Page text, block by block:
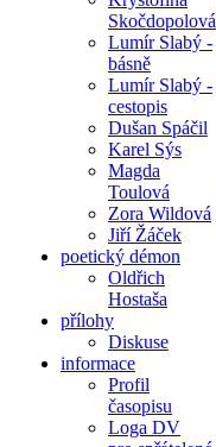
Skočdopolová
Lumír Slabý -
básně
Lumír Slabý -
cestopis
Dušan Spáčil
Karel Sýs
Magda
Toulová
Zora Wildová
Jiří Žáček
poetický démon
Oldřich
Hostaša
přílohy
Diskuse
informace
Profil
časopisu
Loga DV